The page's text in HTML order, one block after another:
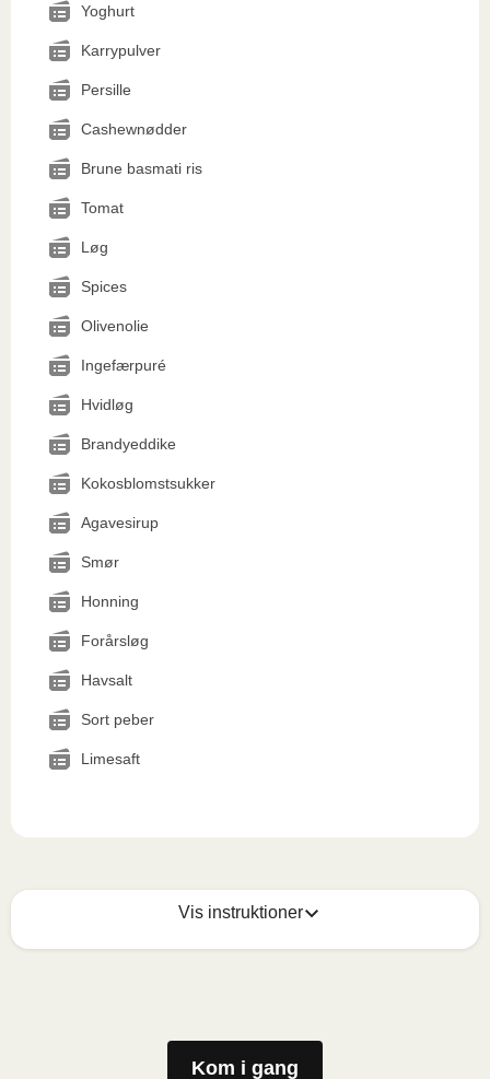
Yoghurt
Karrypulver
Persille
Cashewnødder
Brune basmati ris
Tomat
Løg
Spices
Olivenolie
Ingefærpuré
Hvidløg
Brandyeddike
Kokosblomstsukker
Agavesirup
Smør
Honning
Forårsløg
Havsalt
Sort peber
Limesaft
Vis instruktioner
folien tilbage. Sæt beholderen i mikrobølgeovnen og
Kom i gang